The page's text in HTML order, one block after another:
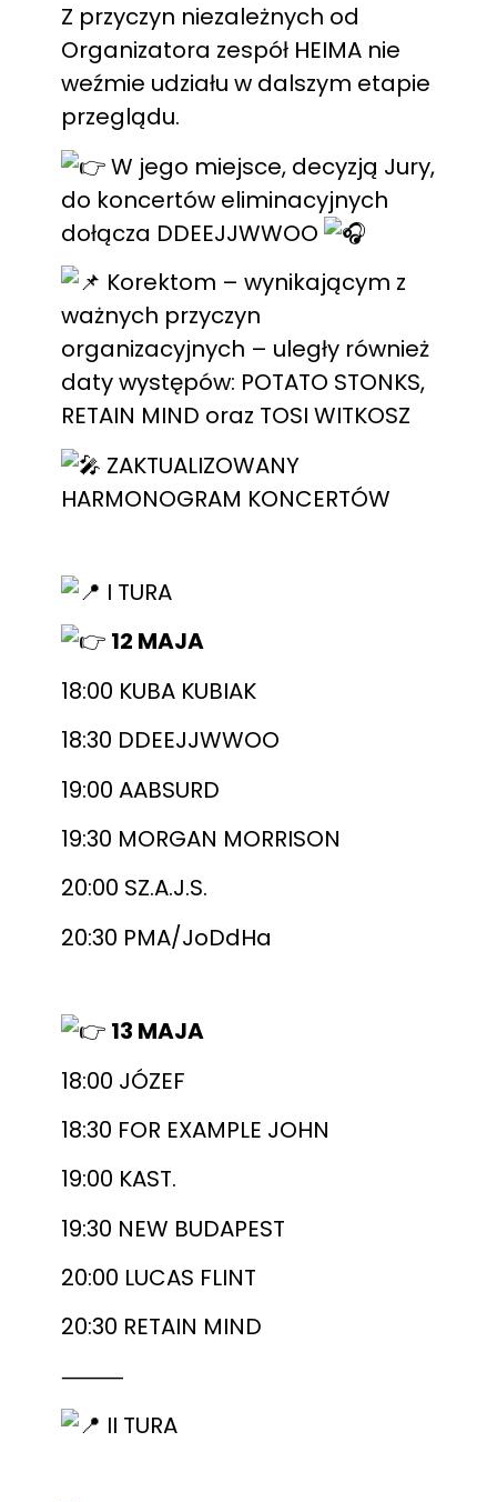
Z przyczyn niezależnych od
Organizatora zespół HEIMA nie
weźmie udziału w dalszym etapie
przeglądu.
W jego miejsce, decyzją Jury,
do koncertów eliminacyjnych
dołącza DDEEJJWWOO
Korektom – wynikającym z
ważnych przyczyn
organizacyjnych – uległy również
daty występów: POTATO STONKS,
RETAIN MIND oraz TOSI WITKOSZ
ZAKTUALIZOWANY
HARMONOGRAM KONCERTÓW
I TURA
12 MAJA
18:00 KUBA KUBIAK
18:30 DDEEJJWWOO
19:00 AABSURD
19:30 MORGAN MORRISON
20:00 SZ.A.J.S.
20:30 PMA/JoDdHa
13 MAJA
18:00 JÓZEF
18:30 FOR EXAMPLE JOHN
19:00 KAST.
19:30 NEW BUDAPEST
20:00 LUCAS FLINT
20:30 RETAIN MIND
⸻
II TURA